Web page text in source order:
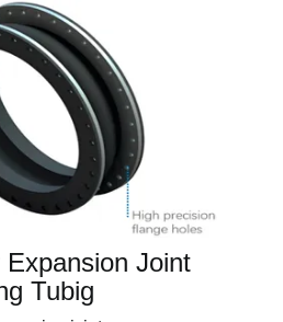
Expansion Joint
Tubig